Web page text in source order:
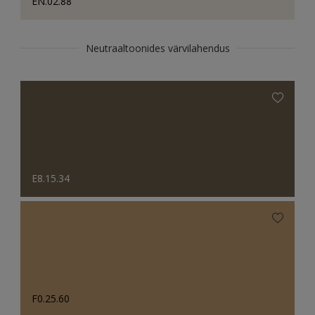
Neutraaltoonides värvilahendus
E8.15.34
F0.25.60